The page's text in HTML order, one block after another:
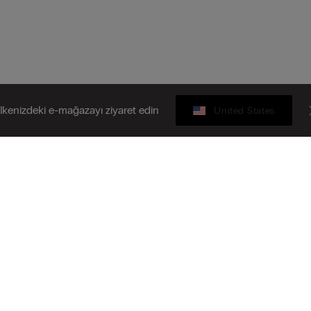
e-mağazayı ziyaret edin United States